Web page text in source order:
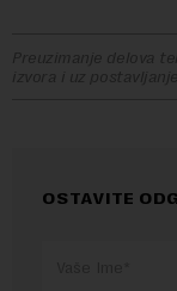
Preuzimanje delova
izvora i uz
OSTAVITE